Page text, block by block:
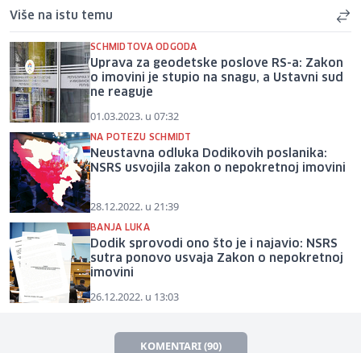
Više na istu temu
SCHMIDTOVA ODGODA
Uprava za geodetske poslove RS-a: Zakon
o imovini je stupio na snagu, a Ustavni sud
ne reaguje
01.03.2023. u 07:32
NA POTEZU SCHMIDT
Neustavna odluka Dodikovih poslanika:
NSRS usvojila zakon o nepokretnoj imovini
28.12.2022. u 21:39
BANJA LUKA
Dodik sprovodi ono što je i najavio: NSRS
sutra ponovo usvaja Zakon o nepokretnoj
imovini
26.12.2022. u 13:03
KOMENTARI (90)